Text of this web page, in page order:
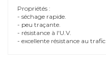
Propriétés :
- séchage rapide.
- peu traçante.
- résistance à l'U.V.
- excellente résistance au trafic